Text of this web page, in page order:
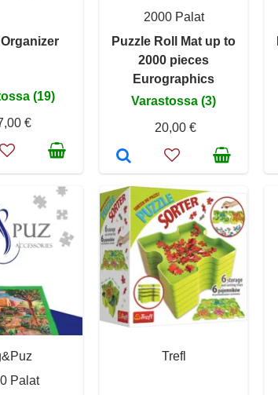
(19)
€
2000 Palat
Puzzle Roll Mat up to
2000 pieces
Eurographics
Varastossa (3)
20,00 €
Palat
Trefl